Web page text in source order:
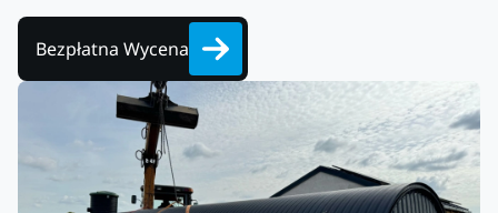
Bezpłatna Wycena